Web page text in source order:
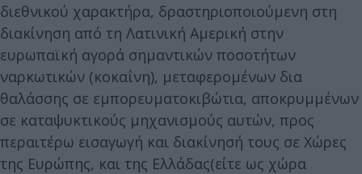
διεθνικού χαρακτήρα, δραστηριοποιούμενη στη
διακίνηση από τη Λατινική Αμερική στην
ευρωπαϊκή αγορά σημαντικών ποσοτήτων
ναρκωτικών (κοκαΐνη), μεταφερομένων δια
θαλάσσης σε εμπορευματοκιβώτια, αποκρυμμένων
σε καταψυκτικούς μηχανισμούς αυτών, προς
περαιτέρω εισαγωγή και διακίνησή τους σε Χώρες
της Ευρώπης, και της Ελλάδας(είτε ως χώρα